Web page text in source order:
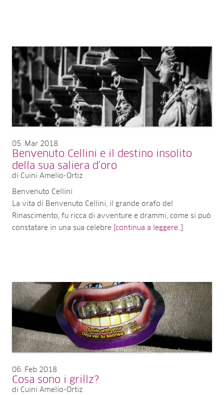
05 Mar 2018
Benvenuto Cellini e il destino insolito
della sua saliera d’oro
di Cuini Amelio-Ortiz
Benvenuto Cellini
La vita di Benvenuto Cellini, il grande orafo del
Rinascimento, fu ricca di avventure e drammi, come si può
constatare in una sua celebre [continua a leggere..]
06 Feb 2018
Cosa sono i grillz?
di Cuini Amelio-Ortiz